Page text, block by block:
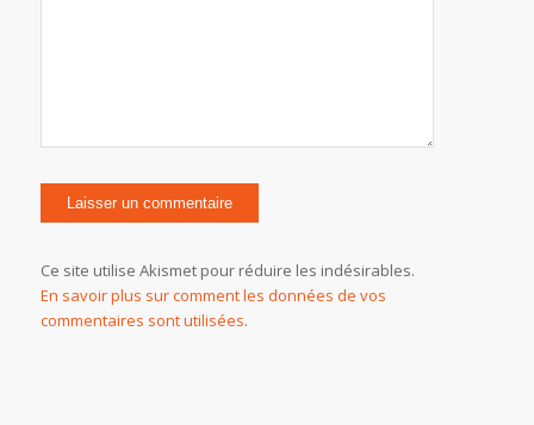
Ce site utilise Akismet pour réduire les indésirables.
En savoir plus sur comment les données de vos
commentaires sont utilisées.